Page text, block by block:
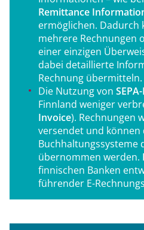
Remittance
ermöglichen. Dadurch
mehrere Rechnungen
einer einzigen
dabei detaillierte
Rechnung übermitteln.
Die Nutzung von
Finnland weniger
Invoice). Rechnungen
versendet und können
Buchhaltungssysteme
übernommen werden.
finnischen Banken
führender E-